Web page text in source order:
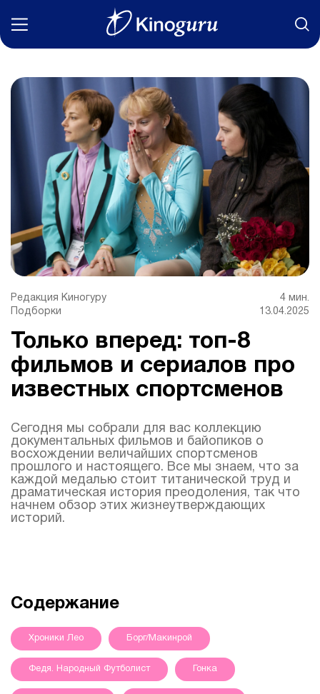
Фильмы
Статьи
Сериалы
Новости
Подборки
Рецензии
Авторы
Только вперед: топ-8
фильмов и сериалов про
известных спортсменов
Редакция Киногуру
Подборки
4 мин.
13.04.2025
Сегодня мы собрали для вас коллекцию
документальных фильмов и байопиков о
восхождении величайших спортсменов
прошлого и настоящего. Все мы знаем, что за
каждой медалью стоит титанической труд и
драматическая история преодоления, так что
начнем обзор этих жизнеутверждающих
историй.
Содержание
Хроники Лео Борг/Макинрой
Федя. Народный Футболист Гонка